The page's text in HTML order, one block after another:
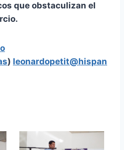
que obstaculizan el
) leonardopetit@hispan